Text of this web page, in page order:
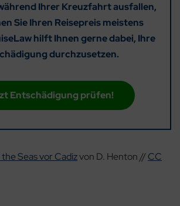
Ihrer Kreuzfahrt ausfallen,
Sie Ihren Reisepreis meistens
hilft Ihnen gerne dabei, Ihre
durchzusetzen.
Entschädigung prüfen!
Seas vor Cadizvon D. Henton //CC